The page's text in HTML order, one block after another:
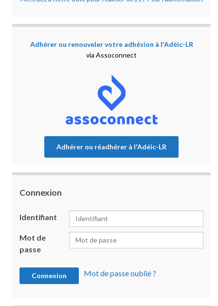
Adhérer ou renouveler votre adhésion à l'Adéic-LR
via Assoconnect
Adhérer ou réadhérer à l'Adéic-LR
Connexion
Identifiant
Mot de
passe
Mot de passe oublié ?